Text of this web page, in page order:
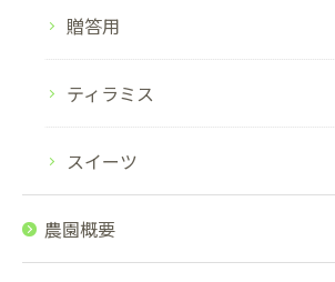
贈答用
ティラミス
スイーツ
農園概要